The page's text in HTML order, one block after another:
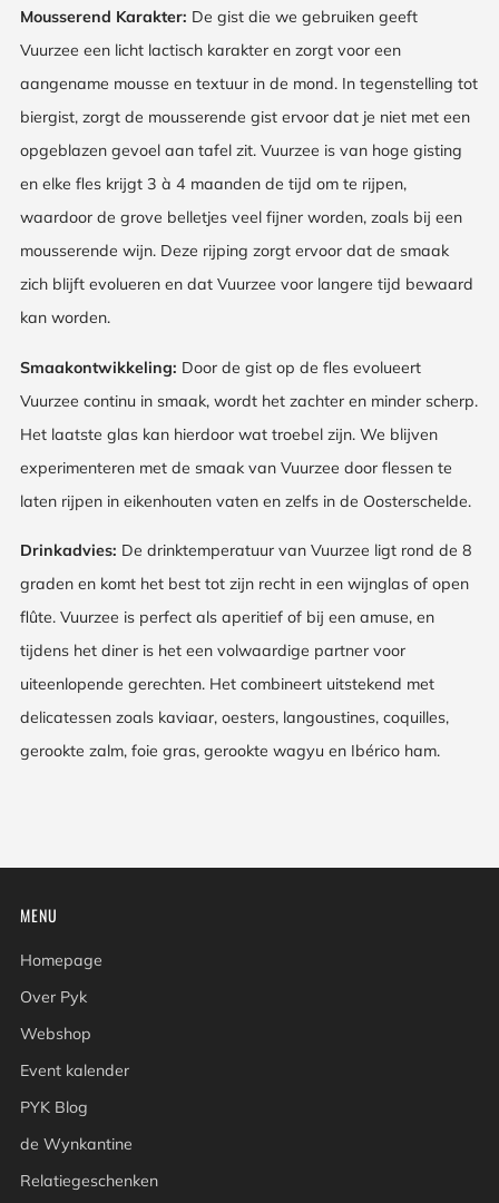
Mousserend Karakter: De gist die we gebruiken geeft
Vuurzee een licht lactisch karakter en zorgt voor een
aangename mousse en textuur in de mond. In tegenstelling tot
biergist, zorgt de mousserende gist ervoor dat je niet met een
opgeblazen gevoel aan tafel zit. Vuurzee is van hoge gisting
en elke fles krijgt 3 à 4 maanden de tijd om te rijpen,
waardoor de grove belletjes veel fijner worden, zoals bij een
mousserende wijn. Deze rijping zorgt ervoor dat de smaak
zich blijft evolueren en dat Vuurzee voor langere tijd bewaard
kan worden.
Smaakontwikkeling: Door de gist op de fles evolueert
Vuurzee continu in smaak, wordt het zachter en minder scherp.
Het laatste glas kan hierdoor wat troebel zijn. We blijven
experimenteren met de smaak van Vuurzee door flessen te
laten rijpen in eikenhouten vaten en zelfs in de Oosterschelde.
Drinkadvies: De drinktemperatuur van Vuurzee ligt rond de 8
graden en komt het best tot zijn recht in een wijnglas of open
flûte. Vuurzee is perfect als aperitief of bij een amuse, en
tijdens het diner is het een volwaardige partner voor
uiteenlopende gerechten. Het combineert uitstekend met
delicatessen zoals kaviaar, oesters, langoustines, coquilles,
gerookte zalm, foie gras, gerookte wagyu en Ibérico ham.
MENU
Homepage
Over Pyk
Webshop
Event kalender
PYK Blog
de Wynkantine
Relatiegeschenken